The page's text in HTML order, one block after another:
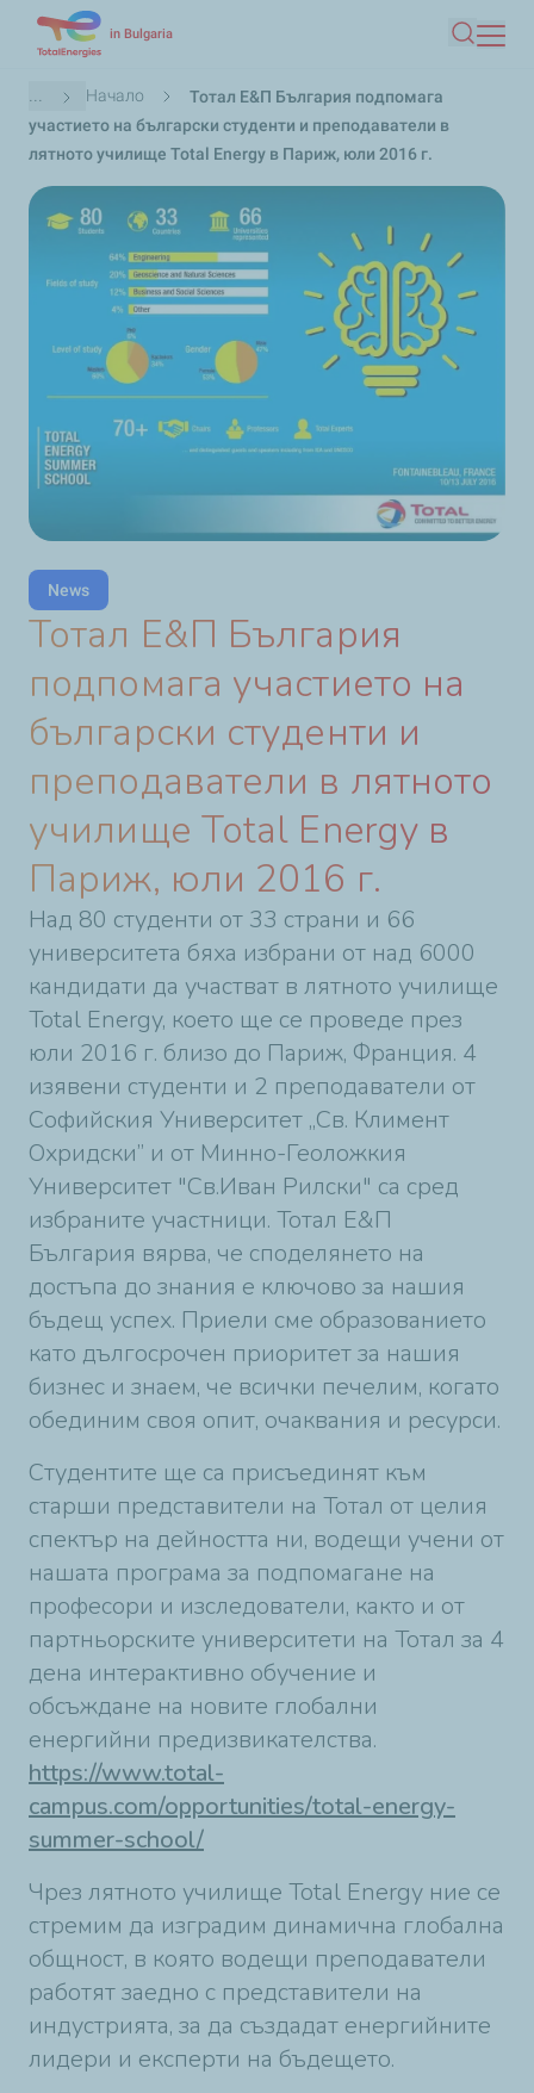
основното
съдържание
in Bulgaria
Търсене
Breadcrumb
... Начало
Тотал Е&П България подпомага
участието на български студенти и преподаватели в
лятното училище Total Energy в Париж, юли 2016 г.
News
Тотал Е&П България
подпомага участието на
български студенти и
преподаватели в лятното
училище Total Energy в
Париж, юли 2016 г.
Над 80 студенти от 33 страни и 66
университета бяха избрани от над 6000
кандидати да участват в лятното училище
Total Energy, което ще се проведе през
юли 2016 г. близо до Париж, Франция. 4
изявени студенти и 2 преподаватели от
Софийския Университет „Св. Климент
Охридски” и от Минно-Геоложкия
Университет "Св.Иван Рилски" са сред
избраните участници. Тотал E&П
България вярва, че споделянето на
достъпа до знания е ключово за нашия
бъдещ успех. Приели сме образованието
като дългосрочен приоритет за нашия
бизнес и знаем, че всички печелим, когато
обединим своя опит, очаквания и ресурси.
Студентите ще са присъединят към
старши представители на Тотал от целия
спектър на дейността ни, водещи учени от
нашата програма за подпомагане на
професори и изследователи, както и от
партньорските университети на Тотал за 4
дена интерактивно обучение и
обсъждане на новите глобални
енергийни предизвикателства.
https://www.total-
campus.com/opportunities/total-energy-
summer-school/
Чрез лятното училище Total Energy ние се
стремим да изградим динамична глобална
общност, в която водещи преподаватели
работят заедно с представители на
индустрията, за да създадат енергийните
лидери и експерти на бъдещето.